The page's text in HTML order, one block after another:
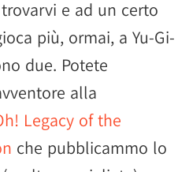
e ad un certo
più, ormai, a Yu-Gi-
due. Potete
alla
Legacy of the
che pubblicammo lo